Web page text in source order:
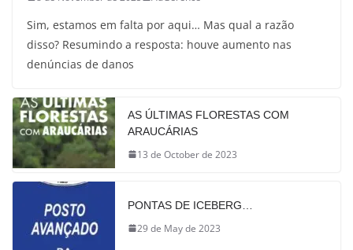
Sim, estamos em falta por aqui… Mas qual a razão
disso? Resumindo a resposta: houve aumento nas
denúncias de danos
AS ÚLTIMAS FLORESTAS COM
ARAUCÁRIAS
13 de October de 2023
PONTAS DE ICEBERG…
29 de May de 2023